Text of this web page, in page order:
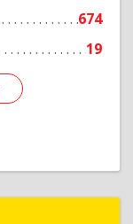
674
19